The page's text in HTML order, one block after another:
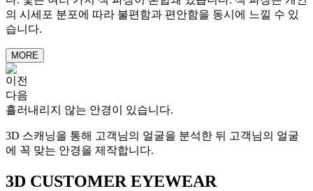
의 시세포 분포에 따라 불편함과 편안함을 동시에 느낄 수 있
습니다.
MORE
이전
다음
흘러내리지 않는 안경이 있습니다.
3D 스캐닝을 통해 고객님의 얼굴을 분석한 뒤 고객님의 얼굴
에 꼭 맞는 안경을 제작합니다.
3D CUSTOMER EYEWEAR